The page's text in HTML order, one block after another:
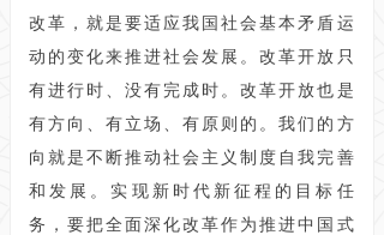
改革，就是要适应我国社会基本矛盾运
动的变化来推进社会发展。改革开放只
有进行时、没有完成时。改革开放也是
有方向、有立场、有原则的。我们的方
向就是不断推动社会主义制度自我完善
和发展。实现新时代新征程的目标任
务，要把全面深化改革作为推进中国式